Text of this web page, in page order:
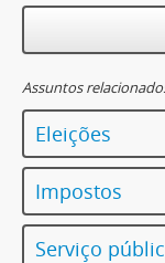
Assuntos
Eleições
Impostos
Serviço